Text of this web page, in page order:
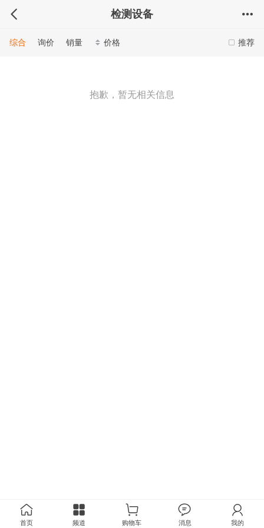
检测设备
推荐
综合 询价 销量 价格
抱歉，暂无相关信息
首页 频道 购物车 消息 我的